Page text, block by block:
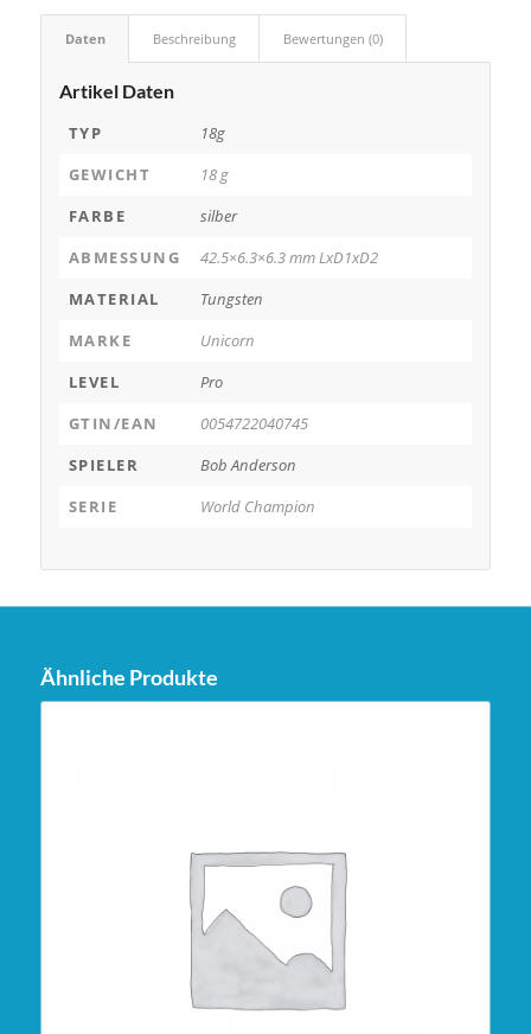
Daten Beschreibung Bewertungen (0)
Artikel Daten
TYP
18g
GEWICHT
18 g
FARBE
silber
ABMESSUNG
42.5×6.3×6.3 mm LxD1xD2
MATERIAL
Tungsten
MARKE
Unicorn
LEVEL
Pro
GTIN/EAN
0054722040745
SPIELER
Bob Anderson
SERIE
World Champion
Ähnliche Produkte